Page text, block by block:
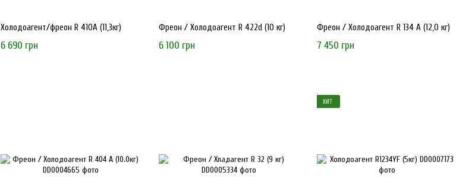
Коммерческие морозильные и холодильные витрины
, вы получаете надежные комплектующие и профессиональный сервис от компании, которая понимает
Холодоагент/фреон R 410А (11,3кг)
6 690 грн
Фреон / Холодоагент R 422d (10 кг)
6 100 грн
Фреон / Холодоагент R 134 А (12,0 кг)
7 450 грн
ХИТ